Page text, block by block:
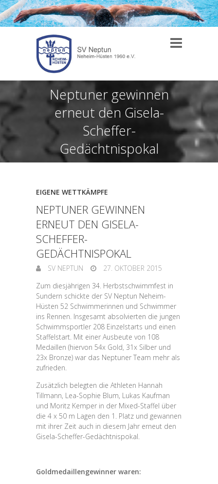
Neptuner gewinnen
erneut den Gisela-
Scheffer-
Gedächtnispokal
EIGENE WETTKÄMPFE
NEPTUNER GEWINNEN
ERNEUT DEN GISELA-
SCHEFFER-
GEDÄCHTNISPOKAL
SV NEPTUN
27. OKTOBER 2015
Zum diesjährigen 34. Herbstschwimmfest in
Sundern schickte der SV Neptun Neheim-
Hüsten 52 Schwimmerinnen und Schwimmer
ins Rennen. Insgesamt absolvierten die jungen
Schwimmsportler 208 Einzelstarts und einen
Staffelstart. Mit einer Ausbeute von 108
Medaillen (hiervon 54x Gold, 31x Silber und
23x Bronze) war das Neptuner Team mehr als
zufrieden.
Zusätzlich belegten die Athleten Hannah
Tillmann, Lea-Sophie Blum, Lukas Kaufman
und Moritz Kemper in der Mixed-Staffel über
die 4 x 50 m Lagen den 1. Platz und gewannen
mit ihrer Zeit auch in diesem Jahr erneut den
Gisela-Scheffer-Gedächtnispokal.
Goldmedaillengewinner waren: